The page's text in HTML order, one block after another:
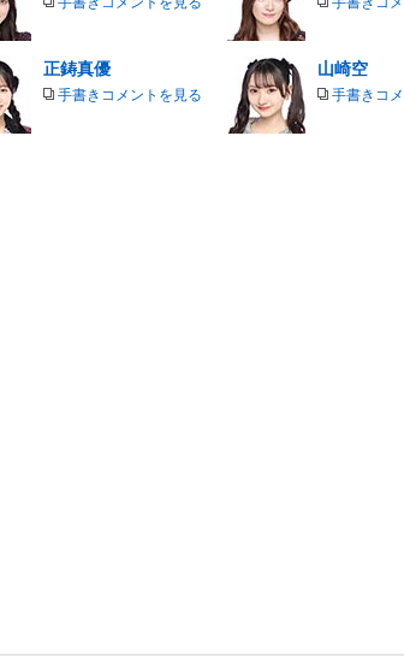
正鋳真優
手書きコメントを見る
山崎空
手書きコ